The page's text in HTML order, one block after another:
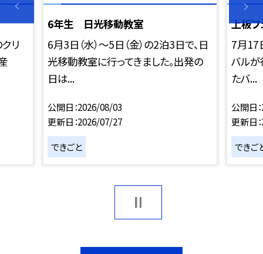
リ
6年生 日光移動教室
6月3日（水）～5日（金）の2泊3日で、日
光移動教室に行ってきました。出発の
日は...
公開日 2026/08/03
更新日 2026/07/27
できごと
上板フ
7月17
バルが
たバ...
公開日
更新日
できご